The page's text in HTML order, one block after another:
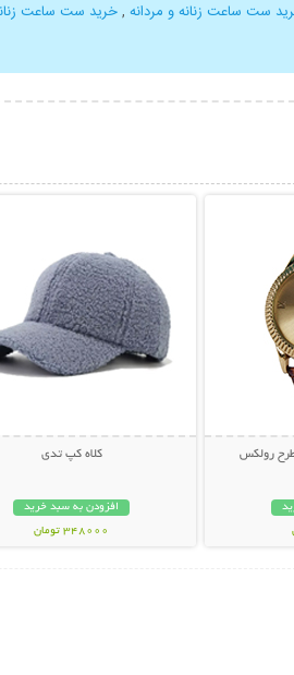
ست ساعت زنانه و مردانه ,خرید ست ساعت
رولکس کلاه کپ تدی
افزودن به سبد خرید
348000 تومان